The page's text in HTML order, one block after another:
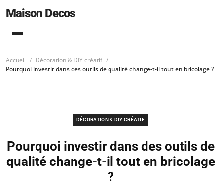
Maison Decos
Accueil
Décoration & DIY créatif
Pourquoi investir dans des outils de qualité change-t-il tout en bricolage ?
DÉCORATION & DIY CRÉATIF
Pourquoi investir dans des outils de
qualité change-t-il tout en bricolage
?